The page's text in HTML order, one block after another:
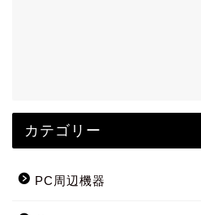
カテゴリー
PC周辺機器